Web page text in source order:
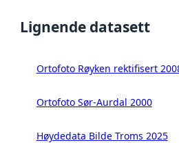
Lignende datasett
Ortofoto Røyken rektifisert
Ortofoto Sør-Aurdal 2000
Høydedata Bilde Troms 2025